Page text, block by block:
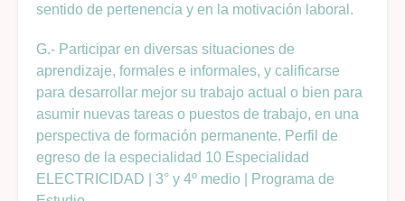
sentido de pertenencia y en la motivación laboral.
G.- Participar en diversas situaciones de
aprendizaje, formales e informales, y calificarse
para desarrollar mejor su trabajo actual o bien para
asumir nuevas tareas o puestos de trabajo, en una
perspectiva de formación permanente. Perfil de
egreso de la especialidad 10 Especialidad
ELECTRICIDAD | 3° y 4º medio | Programa de